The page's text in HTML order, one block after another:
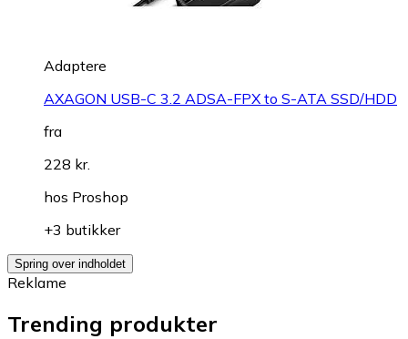
Adaptere
AXAGON USB-C 3.2 ADSA-FPX to S-ATA SSD/HDD
fra
228 kr.
hos Proshop
+3 butikker
Spring over indholdet
Reklame
Trending produkter